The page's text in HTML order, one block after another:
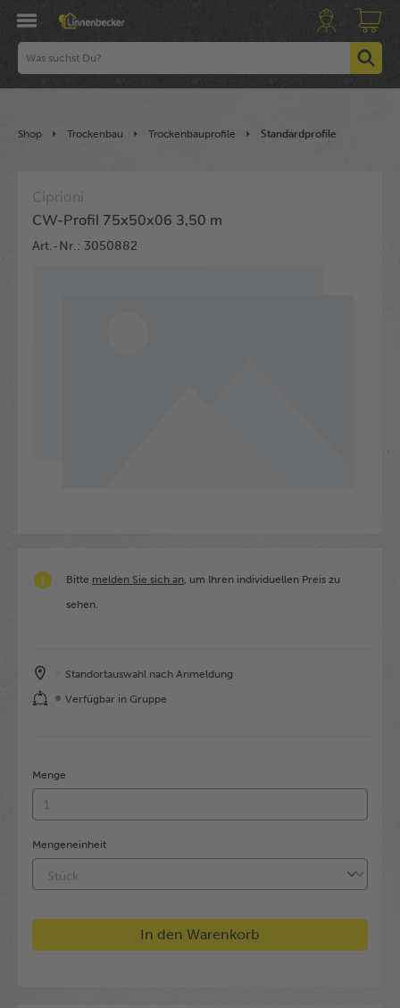
Shop Trockenbau Trockenbauprofile Standardprofile
Cipriani
CW-Profil 75x50x06 3,50 m
Art.-Nr.: 3050882
Bitte melden Sie sich an , um Ihren individuellen Preis zu
sehen.
Standortauswahl nach Anmeldung
Verfügbar in Gruppe
Menge
Mengeneinheit
In den Warenkorb